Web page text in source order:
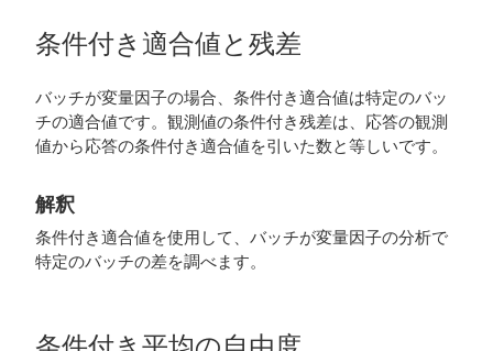
条件付き適合値と残差
バッチが変量因子の場合、条件付き適合値は特定のバッ
チの適合値です。観測値の条件付き残差は、応答の観測
値から応答の条件付き適合値を引いた数と等しいです。
解釈
条件付き適合値を使用して、バッチが変量因子の分析で
特定のバッチの差を調べます。